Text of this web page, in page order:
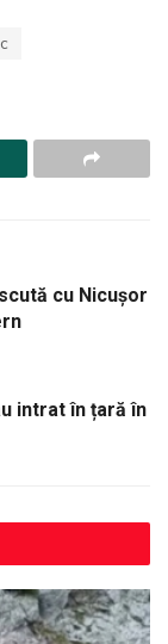
cu Nicușor
intrat în țară în